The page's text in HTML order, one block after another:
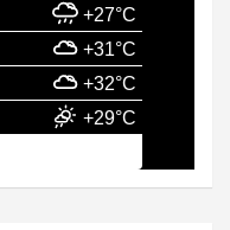
+27°C
+31°C
+32°C
+29°C